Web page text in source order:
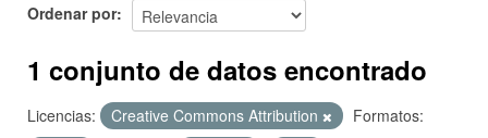
Ordenar por
1 conjunto de datos encontrado
Licencias: Creative Commons Attribution
Formatos: